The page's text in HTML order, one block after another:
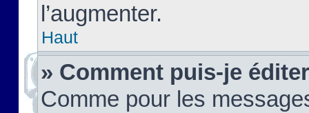
l’augmenter.
Haut
» Comment puis-je
Comme pour les